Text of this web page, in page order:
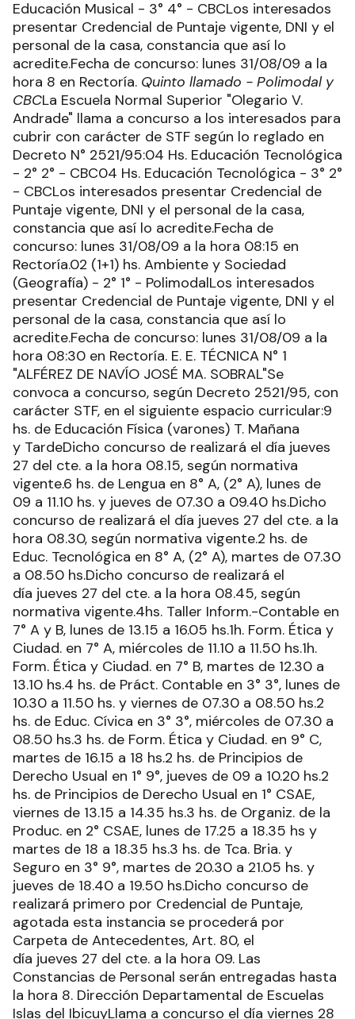
Educación Musical - 3° 4° - CBCLos interesados
presentar Credencial de Puntaje vigente, DNI y el
personal de la casa, constancia que así lo
acredite.Fecha de concurso: lunes 31/08/09 a la
hora 8 en Rectoría. Quinto llamado - Polimodal y
CBCLa Escuela Normal Superior "Olegario V.
Andrade" llama a concurso a los interesados para
cubrir con carácter de STF según lo reglado en
Decreto N° 2521/95:04 Hs. Educación Tecnológica
- 2° 2° - CBC04 Hs. Educación Tecnológica - 3° 2°
- CBCLos interesados presentar Credencial de
Puntaje vigente, DNI y el personal de la casa,
constancia que así lo acredite.Fecha de
concurso: lunes 31/08/09 a la hora 08:15 en
Rectoría.02 (1+1) hs. Ambiente y Sociedad
(Geografía) - 2° 1° - PolimodalLos interesados
presentar Credencial de Puntaje vigente, DNI y el
personal de la casa, constancia que así lo
acredite.Fecha de concurso: lunes 31/08/09 a la
hora 08:30 en Rectoría. E. E. TÉCNICA N° 1
"ALFÉREZ DE NAVÍO JOSÉ MA. SOBRAL"Se
convoca a concurso, según Decreto 2521/95, con
carácter STF, en el siguiente espacio curricular:9
hs. de Educación Física (varones) T. Mañana
y TardeDicho concurso de realizará el día jueves
27 del cte. a la hora 08.15, según normativa
vigente.6 hs. de Lengua en 8° A, (2° A), lunes de
09 a 11.10 hs. y jueves de 07.30 a 09.40 hs.Dicho
concurso de realizará el día jueves 27 del cte. a la
hora 08.30, según normativa vigente.2 hs. de
Educ. Tecnológica en 8° A, (2° A), martes de 07.30
a 08.50 hs.Dicho concurso de realizará el
día jueves 27 del cte. a la hora 08.45, según
normativa vigente.4hs. Taller Inform.-Contable en
7° A y B, lunes de 13.15 a 16.05 hs.1h. Form. Ética y
Ciudad. en 7° A, miércoles de 11.10 a 11.50 hs.1h.
Form. Ética y Ciudad. en 7° B, martes de 12.30 a
13.10 hs.4 hs. de Práct. Contable en 3° 3°, lunes de
10.30 a 11.50 hs. y viernes de 07.30 a 08.50 hs.2
hs. de Educ. Cívica en 3° 3°, miércoles de 07.30 a
08.50 hs.3 hs. de Form. Ética y Ciudad. en 9° C,
martes de 16.15 a 18 hs.2 hs. de Principios de
Derecho Usual en 1° 9°, jueves de 09 a 10.20 hs.2
hs. de Principios de Derecho Usual en 1° CSAE,
viernes de 13.15 a 14.35 hs.3 hs. de Organiz. de la
Produc. en 2° CSAE, lunes de 17.25 a 18.35 hs y
martes de 18 a 18.35 hs.3 hs. de Tca. Bria. y
Seguro en 3° 9°, martes de 20.30 a 21.05 hs. y
jueves de 18.40 a 19.50 hs.Dicho concurso de
realizará primero por Credencial de Puntaje,
agotada esta instancia se procederá por
Carpeta de Antecedentes, Art. 80, el
día jueves 27 del cte. a la hora 09. Las
Constancias de Personal serán entregadas hasta
la hora 8. Dirección Departamental de Escuelas
Islas del IbicuyLlama a concurso el día viernes 28